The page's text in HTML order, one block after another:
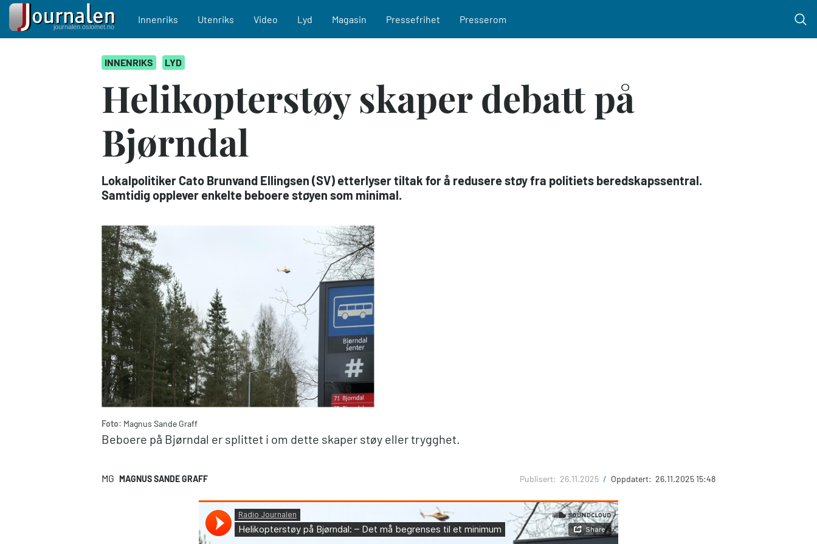
Main navigation
Innenriks Utenriks Video Lyd Magasin Pressefrihet Presserom
INNENRIKS LYD
Helikopterstøy skaper debatt på
Bjørndal
Lokalpolitiker Cato Brunvand Ellingsen (SV) etterlyser tiltak for å redusere støy fra politiets beredskapssentral.
Samtidig opplever enkelte beboere støyen som minimal.
Foto: Magnus Sande Graff
Beboere på Bjørndal er splittet i om dette skaper støy eller trygghet.
MG MAGNUS SANDE GRAFF Publisert: 26.11.2025 / Oppdatert: 26.11.2025 15:48